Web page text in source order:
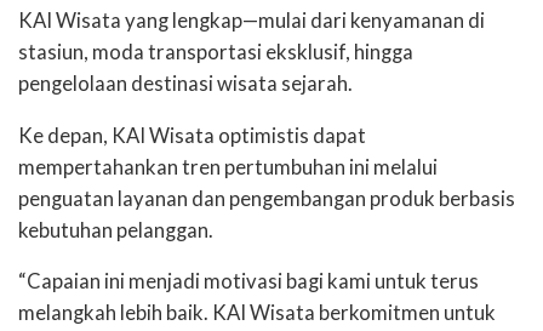
KAI Wisata yang lengkap—mulai dari kenyamanan di
stasiun, moda transportasi eksklusif, hingga
pengelolaan destinasi wisata sejarah.
Ke depan, KAI Wisata optimistis dapat
mempertahankan tren pertumbuhan ini melalui
penguatan layanan dan pengembangan produk berbasis
kebutuhan pelanggan.
“Capaian ini menjadi motivasi bagi kami untuk terus
melangkah lebih baik. KAI Wisata berkomitmen untuk